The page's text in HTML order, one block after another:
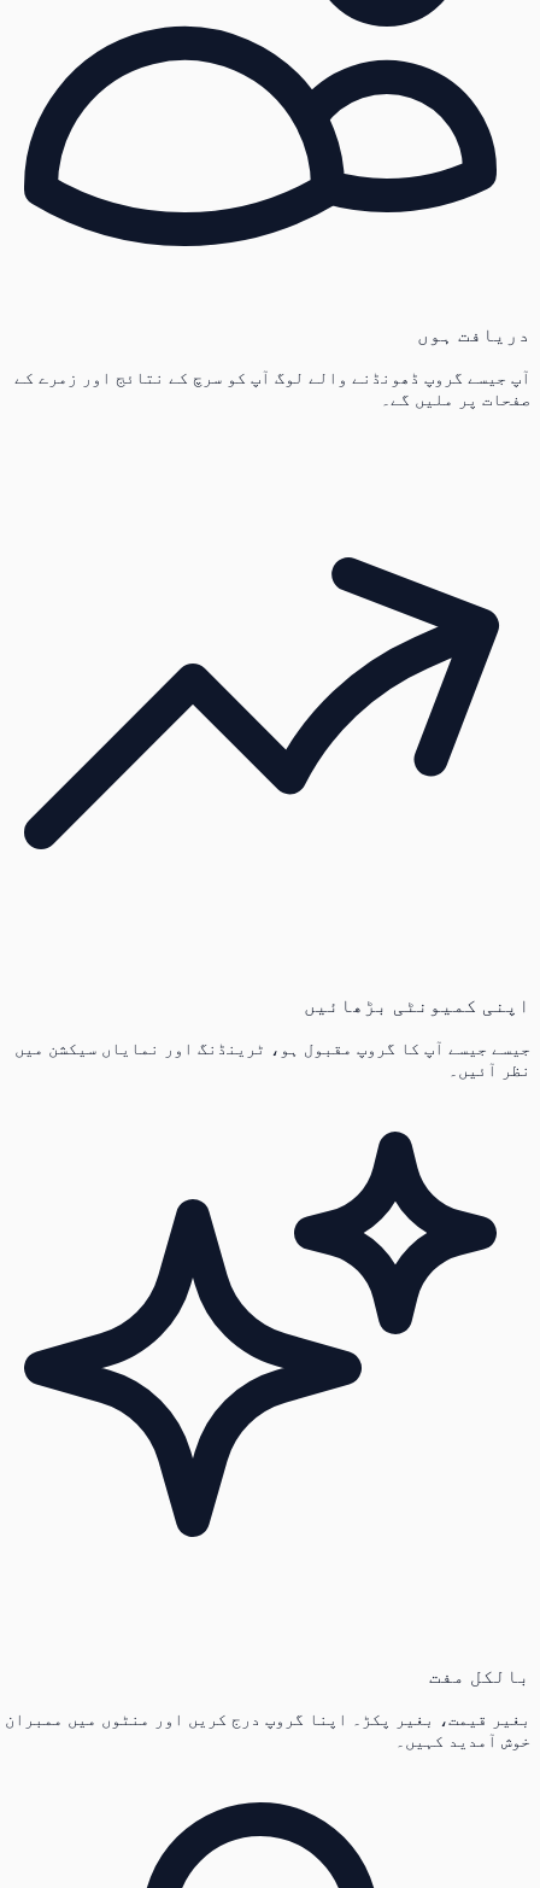
دریافت ہوں
آپ جیسے گروپ ڈھونڈنے والے لوگ آپ کو سرچ کے نتائج اور زمرے کے
صفحات پر ملیں گے۔
اپنی کمیونٹی بڑھائیں
جیسے جیسے آپ کا گروپ مقبول ہو، ٹرینڈنگ اور نمایاں سیکشن میں
نظر آئیں۔
بالکل مفت
بغیر قیمت، بغیر پکڑ۔ اپنا گروپ درج کریں اور منٹوں میں ممبران
خوش آمدید کہیں۔